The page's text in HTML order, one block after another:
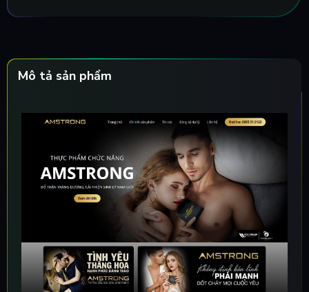
Mô tả sản phẩm